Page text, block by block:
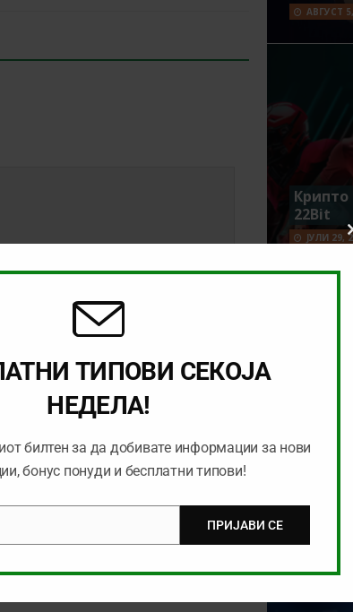
time I comment.
АВГУСТ
Крипто
22Bit
ЈУЛИ 29,
7500
ЈУЛИ 15,
ТИПОВИ СЕКОЈА
НЕДЕЛА!
билтен за да добивате информации за нови
бонус понуди и бесплатни типови!
ПРИЈАВИ СЕ